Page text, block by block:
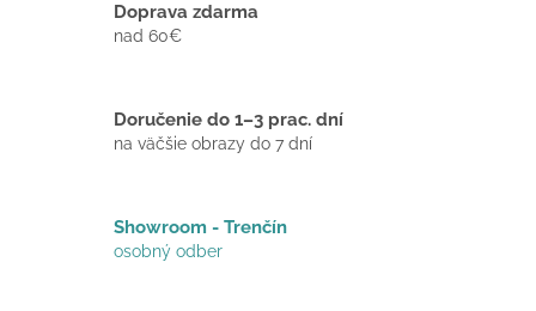
Doprava zdarma
nad 60€
Doručenie do 1–3 prac. dní
na väčšie obrazy do 7 dní
Showroom - Trenčín
osobný odber